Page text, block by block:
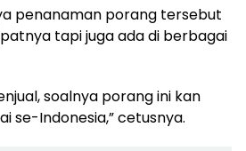
penanaman porang tersebut
tapi juga ada di berbagai
soalnya porang ini kan
se-Indonesia,” cetusnya.